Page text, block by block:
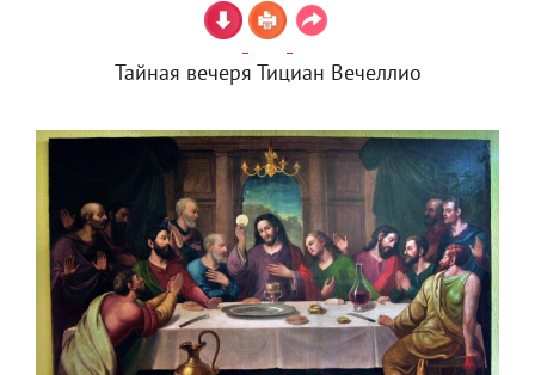
Тайная вечеря Тициан Вечеллио